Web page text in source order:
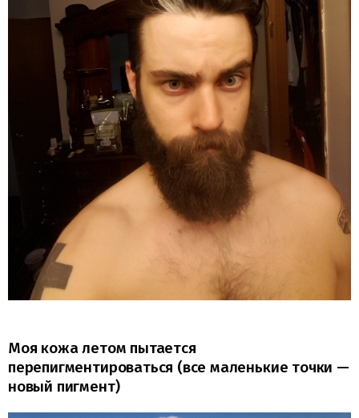
Моя кожа летом пытается
перепигментироваться (все маленькие точки —
новый пигмент)